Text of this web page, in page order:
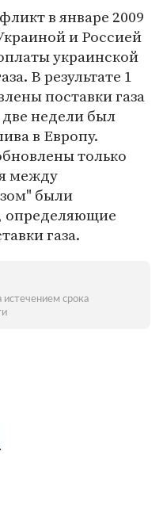
в январе 2009
и Россией
украинской
В результате 1
поставки газа
недели был
в Европу.
только
между
были
определяющие
газа.
срока